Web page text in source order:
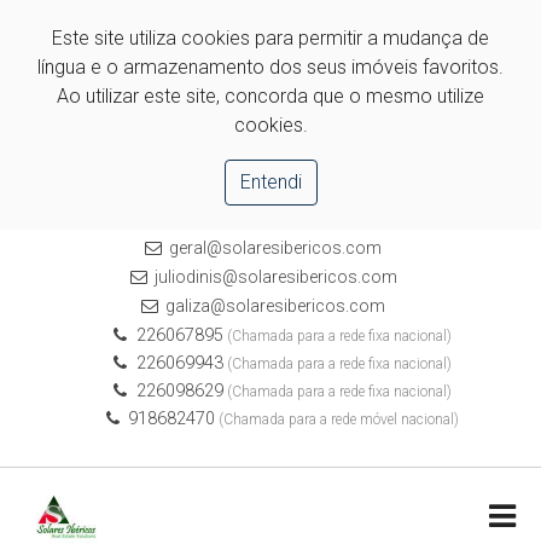
Este site utiliza cookies para permitir a mudança de
língua e o armazenamento dos seus imóveis favoritos.
Ao utilizar este site, concorda que o mesmo utilize
cookies.
Entendi
geral@solaresibericos.com
juliodinis@solaresibericos.com
galiza@solaresibericos.com
226067895 (Chamada para a rede fixa nacional)
226069943(Chamada para a rede fixa nacional)
226098629(Chamada para a rede fixa nacional)
918682470 (Chamada para a rede móvel nacional)